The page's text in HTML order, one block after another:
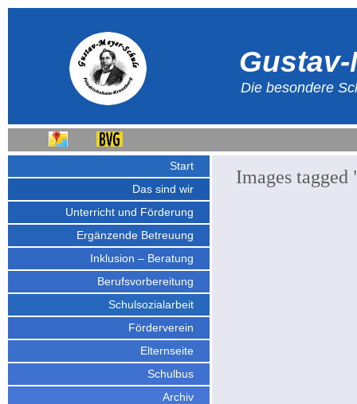
Start
Das sind wir
Unterricht und Förderung
Ergänzende Betreuung
Inklusion – Beratung
Berufsvorbereitung
Schulsozialarbeit
Förderverein
Elternseite
Schulbus
Archiv
Die besondere
Images